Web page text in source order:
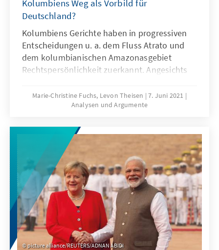
Kolumbiens Weg als Vorbild für
Deutschland?
Kolumbiens Gerichte haben in progressiven
Entscheidungen u. a. dem Fluss Atrato und
dem kolumbianischen Amazonasgebiet
Rechtspersönlichkeit zuerkannt. Angesichts
rückt Kolumbiens Rechtsprechung, die
Flüssen, Wäldern und Tieren Rechte
Blickpunkt. Der deutschen Rechtstradition ist
die Anerkennung von Rechten zugunsten
anderer als natürlicher Personen – man
denke an juristische Personen – nicht fremd.
Warum also sollte man nicht auch der Natur
eigene Rechte geben? Damit könnte jedoch
die Deutungshoheit über diese Rechte vom
Gesetzgeber auf die Gerichte verlagert
werden.
Marie-Christine Fuchs, Levon Theisen
7. Juni 2021
Analysen und Argumente
picture alliance/REUTERS/ADNAN ABIDI